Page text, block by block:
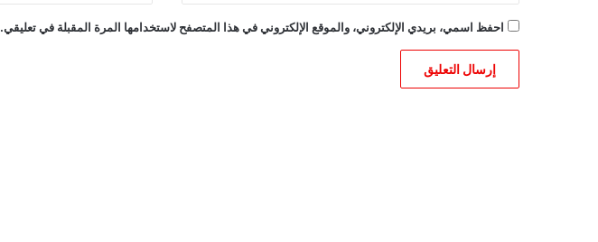
احفظ اسمي، بريدي الإلكتروني، والموقع الإلكتروني في هذا المتصفح لاستخدامها المرة المقبلة في تعليقي.